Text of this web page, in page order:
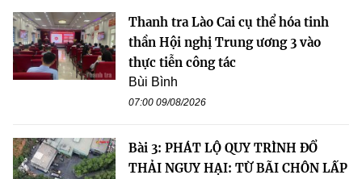
Thanh tra Lào Cai cụ thể hóa tinh
thần Hội nghị Trung ương 3 vào
thực tiễn công tác
Bùi Bình
07:00 09/08/2026
Bài 3: PHÁT LỘ QUY TRÌNH ĐỔ
THẢI NGUY HẠI: TỪ BÃI CHÔN LẤP